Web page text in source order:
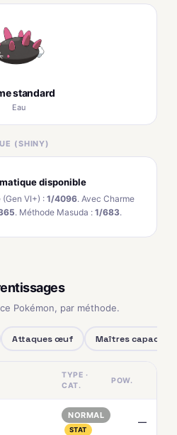
standard
Eau
(SHINY)
disponible
(Gen VI+) : 1/4096. Avec Charme
. Méthode Masuda : 1/683.
Pokémon, par méthode.
Attaques œuf Maîtres capacités
TYPE ·
CAT.
POW.
NORMAL
STAT
—